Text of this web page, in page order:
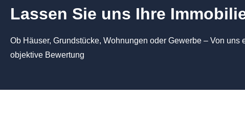
Lassen Sie uns Ihre
Ob Häuser, Grundstücke, Wohnungen oder Gewerbe – Von uns
objektive Bewertung